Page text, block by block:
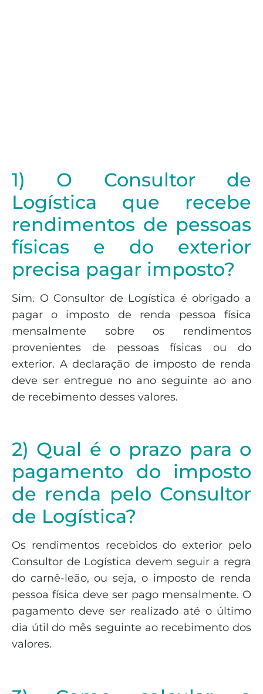
1) O Consultor de
Logística que recebe
rendimentos de pessoas
físicas e do exterior
precisa pagar imposto?
Sim. O Consultor de Logística é obrigado a
pagar o imposto de renda pessoa física
mensalmente sobre os rendimentos
provenientes de pessoas físicas ou do
exterior. A declaração de imposto de renda
deve ser entregue no ano seguinte ao ano
de recebimento desses valores.
2) Qual é o prazo para o
pagamento do imposto
de renda pelo Consultor
de Logística?
Os rendimentos recebidos do exterior pelo
Consultor de Logística devem seguir a regra
do carnê-leão, ou seja, o imposto de renda
pessoa física deve ser pago mensalmente. O
pagamento deve ser realizado até o último
dia útil do mês seguinte ao recebimento dos
valores.